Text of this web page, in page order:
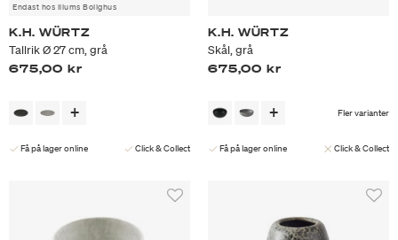
Endast hos Illums Bolighus
K.H. WÜRTZ
Tallrik Ø 27 cm, grå
675,00 kr
Få på lager online Click & Collect
K.H. WÜRTZ
Skål, grå
675,00 kr
Fler varianter
Få på lager online Click & Collect